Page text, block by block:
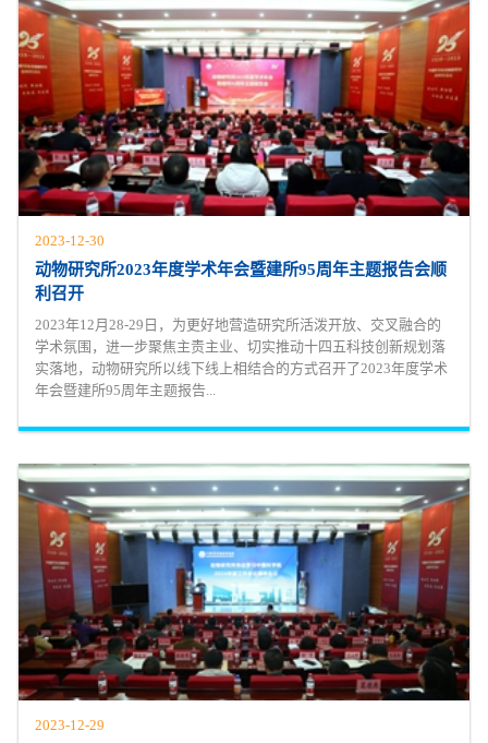
2023-12-30
动物研究所2023年度学术年会暨建所95周年主题报告会顺
利召开
2023年12月28-29日，为更好地营造研究所活泼开放、交叉融合的
学术氛围，进一步聚焦主责主业、切实推动十四五科技创新规划落
实落地，动物研究所以线下线上相结合的方式召开了2023年度学术
年会暨建所95周年主题报告...
2023-12-29